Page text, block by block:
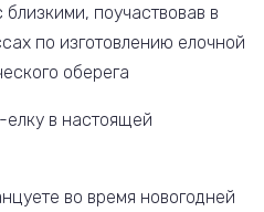
поучаствовав в
по изготовлению елочной
оберега
в настоящей
во время новогодней